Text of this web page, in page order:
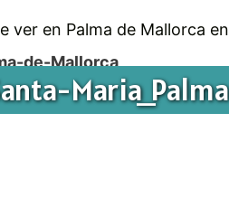
ver en Palma de Mallorca
de-Mallorca